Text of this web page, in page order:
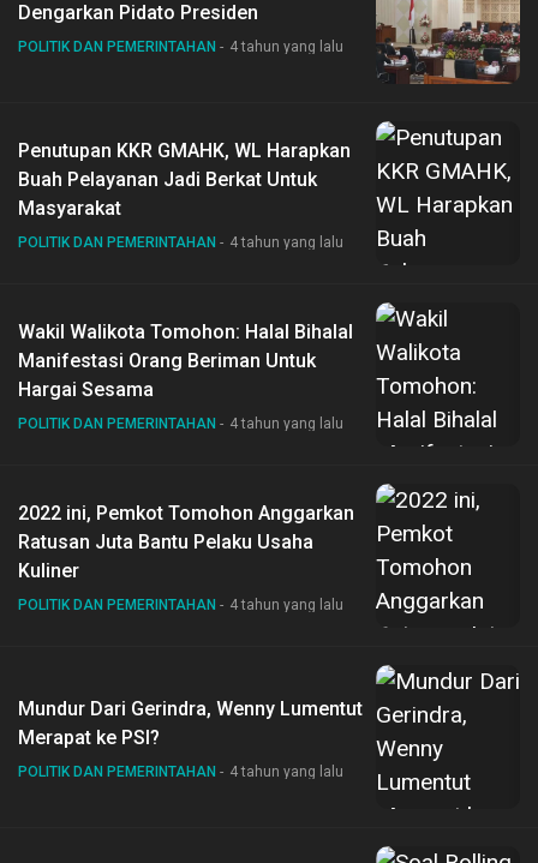
Dengarkan Pidato Presiden
POLITIK DAN PEMERINTAHAN 4 tahun yang lalu
Penutupan KKR GMAHK, WL Harapkan
Buah Pelayanan Jadi Berkat Untuk
Masyarakat
POLITIK DAN PEMERINTAHAN 4 tahun yang lalu
Wakil Walikota Tomohon: Halal Bihalal
Manifestasi Orang Beriman Untuk
Hargai Sesama
POLITIK DAN PEMERINTAHAN 4 tahun yang lalu
2022 ini, Pemkot Tomohon Anggarkan
Ratusan Juta Bantu Pelaku Usaha
Kuliner
POLITIK DAN PEMERINTAHAN 4 tahun yang lalu
Mundur Dari Gerindra, Wenny Lumentut
Merapat ke PSI?
POLITIK DAN PEMERINTAHAN 4 tahun yang lalu